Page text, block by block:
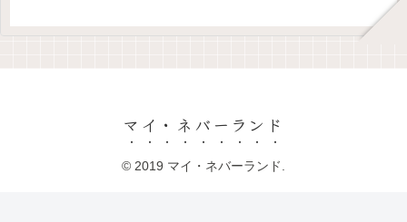
マイ・ネバーランド
© 2019 マイ・ネバーランド.